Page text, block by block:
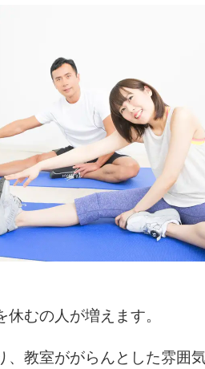
むの人が増えます。
教室ががらんとした雰囲気